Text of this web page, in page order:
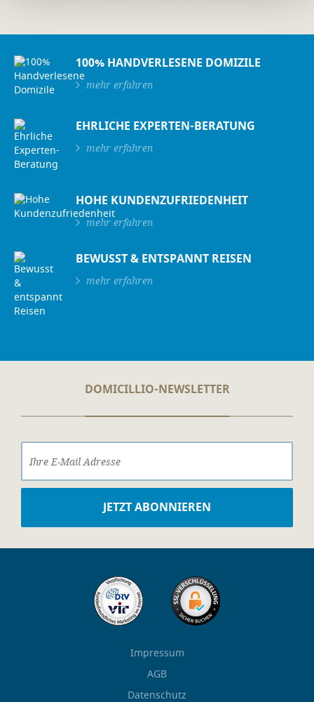
100% HANDVERLESENE DOMIZILE
mehr erfahren
EHRLICHE EXPERTEN-BERATUNG
mehr erfahren
HOHE KUNDENZUFRIEDENHEIT
mehr erfahren
BEWUSST & ENTSPANNT REISEN
mehr erfahren
DOMICILLIO-NEWSLETTER
Impressum
AGB
Datenschutz